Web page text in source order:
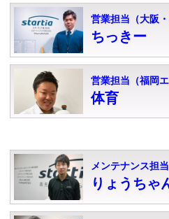
営業担当（大阪
ちっきー
営業担当（福岡エ
体育
メンテナンス担当
りょうちゃ